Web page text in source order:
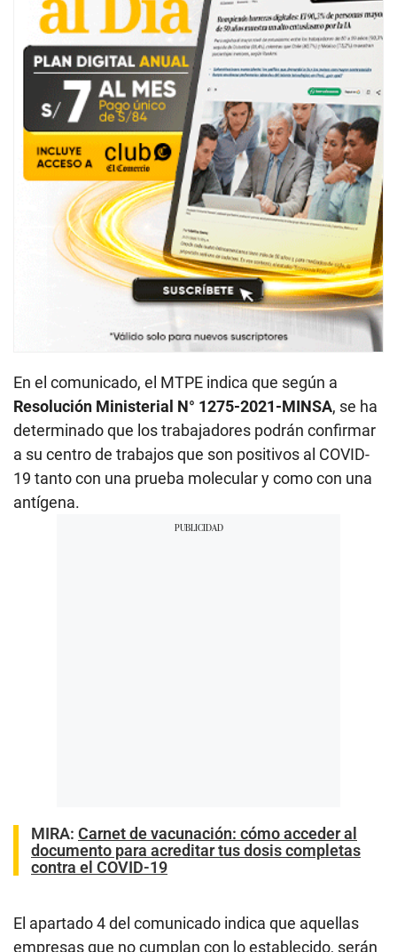
En el comunicado, el MTPE indica que según a
Resolución Ministerial N° 1275-2021-MINSA, se ha
determinado que los trabajadores podrán confirmar
a su centro de trabajos que son positivos al COVID-
19 tanto con una prueba molecular y como con una
antígena.
MIRA: Carnet de vacunación: cómo acceder al
documento para acreditar tus dosis completas
contra el COVID-19
El apartado 4 del comunicado indica que aquellas
empresas que no cumplan con lo establecido, serán